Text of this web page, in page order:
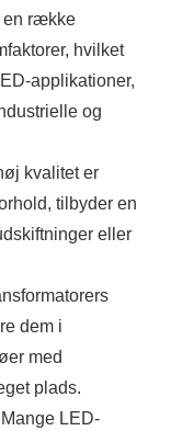
en række
hvilket
applikationer,
og
kvalitet er
tilbyder en
eller
dem i
med
plads.
Mange LED-